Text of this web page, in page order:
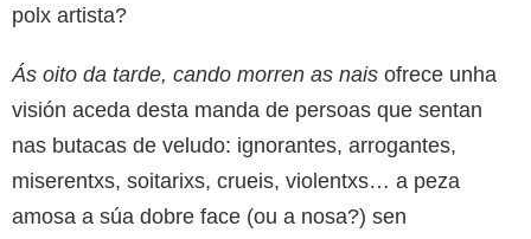
polx artista?
Ás oito da tarde, cando morren as nais ofrece unha
visión aceda desta manda de persoas que sentan
nas butacas de veludo: ignorantes, arrogantes,
miserentxs, soitarixs, crueis, violentxs… a peza
amosa a súa dobre face (ou a nosa?) sen